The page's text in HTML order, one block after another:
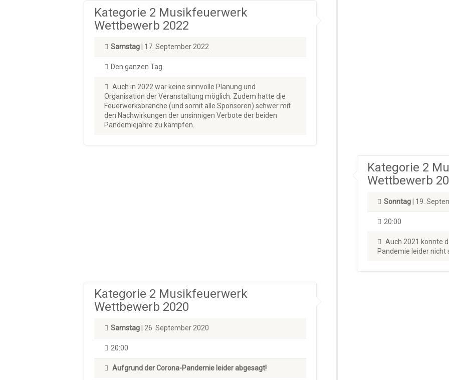
Kategorie 2 Musikfeuerwerk
Wettbewerb 2022
Samstag | 17. September 2022
Den ganzen Tag
Auch in 2022 war keine sinnvolle Planung und
Organisation der Veranstaltung möglich. Zudem hatte die
Feuerwerksbranche (und somit alle Sponsoren) schwer mit
den Nachwirkungen der unsinnigen Verbote der beiden
Pandemiejahre zu kämpfen.
Kategorie 2
Wettbewerb
Sonntag | 19.
20:00
Auch 2021 konnte
Pandemie leider nicht
Kategorie 2 Musikfeuerwerk
Wettbewerb 2020
Samstag | 26. September 2020
20:00
Aufgrund der Corona-Pandemie leider abgesagt!